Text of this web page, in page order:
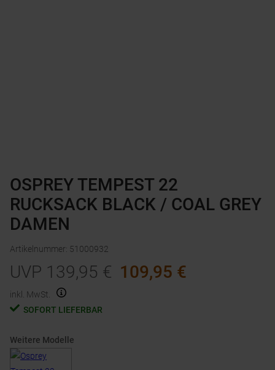
OSPREY TEMPEST 22
RUCKSACK BLACK / COAL GREY
DAMEN
Artikelnummer: 51000932
UVP 139,95 € 109,95 €
inkl. MwSt.
SOFORT LIEFERBAR
Weitere Modelle